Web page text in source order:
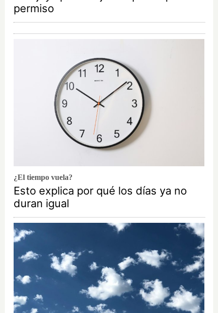
permiso
¿El tiempo vuela?
Esto explica por qué los días ya no
duran igual